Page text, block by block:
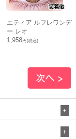
エティア ルフレワンデ
ー レオ
1,958円(税込)